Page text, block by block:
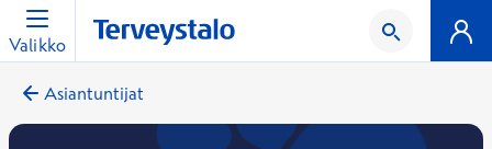
Valikko
Asiantuntijat